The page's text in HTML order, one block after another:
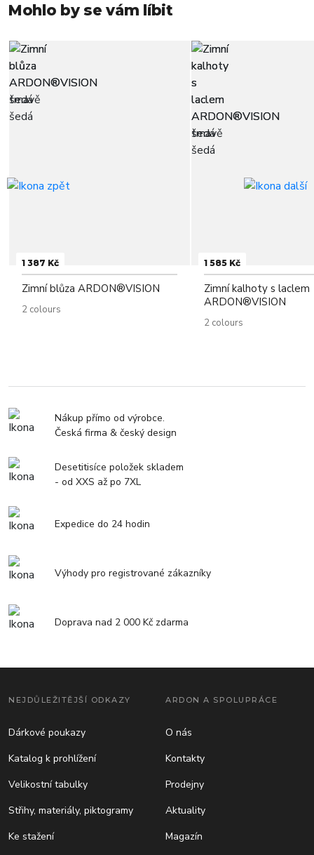
Mohlo by se vám líbit
1 387 Kč
Zimní blůza ARDON®VISION
2 colours
1 585 Kč
Zimní kalhoty s laclem
ARDON®VISION
2 colours
Nákup přímo od výrobce.
Česká firma & český design
Desetitisíce položek skladem
- od XXS až po 7XL
Expedice do 24 hodin
Výhody pro registrované zákazníky
Doprava nad 2 000 Kč zdarma
NEJDŮLEŽITĚJŠÍ ODKAZY
Dárkové poukazy
Katalog k prohlížení
Velikostní tabulky
Střihy, materiály, piktogramy
Ke stažení
ARDON A SPOLUPRÁCE
O nás
Kontakty
Prodejny
Aktuality
Magazín